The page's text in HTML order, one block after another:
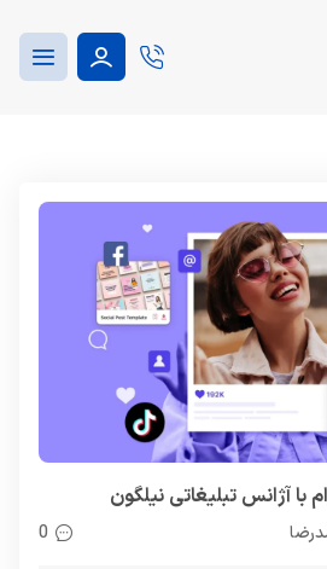
با آژانس تبلیغاتی نیلگون
0